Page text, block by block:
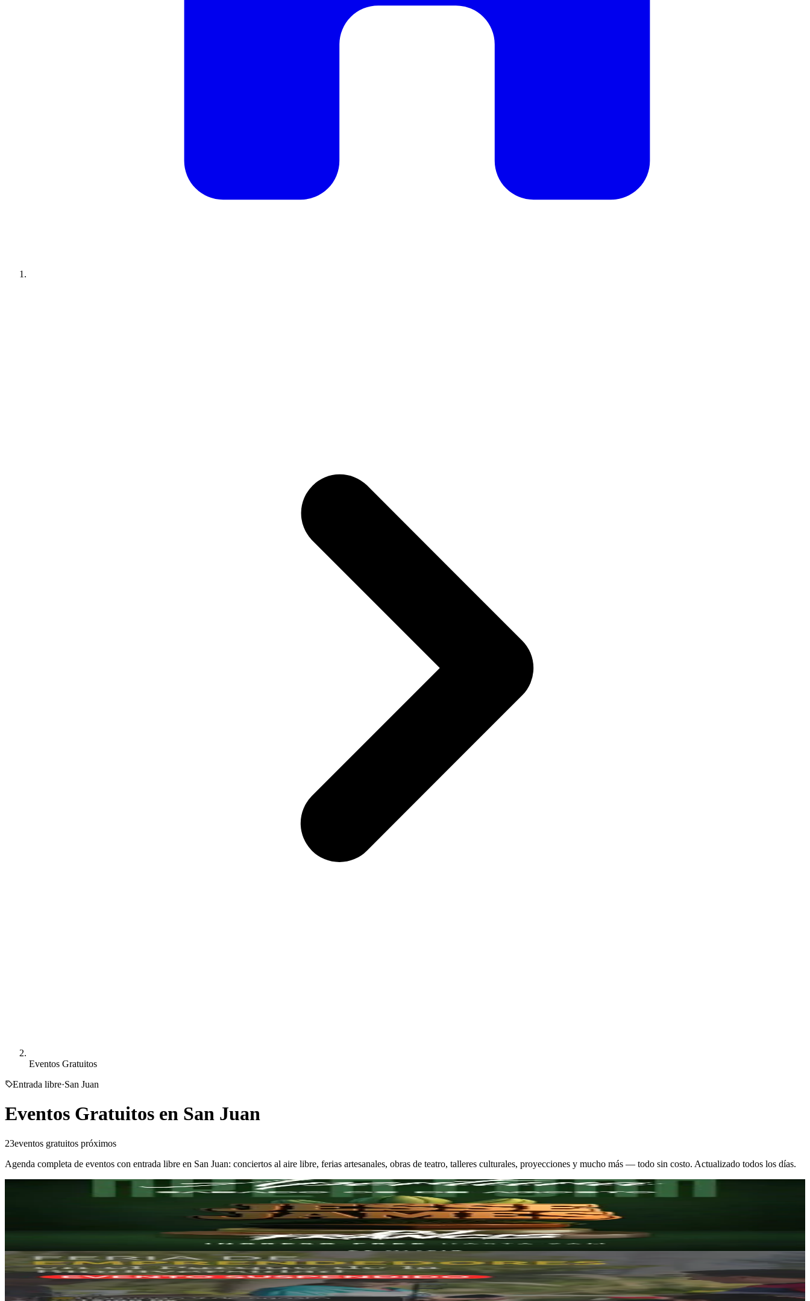
Eventos Gratuitos
Entrada libre·San Juan
Eventos Gratuitos en San Juan
23eventos gratuitos próximos
Agenda completa de eventos con entrada libre en San Juan: conciertos al aire libre, ferias artesanales, obras de teatro, talleres culturales, proyecciones y mucho más — todo sin costo. Actualizado todos los días.
08/08/2026, 00:30 hsSáb., 8 ago.,00:30 hs
Parque de la BIODIVERSIDAD
Suspendido > Feria de Emprendedores